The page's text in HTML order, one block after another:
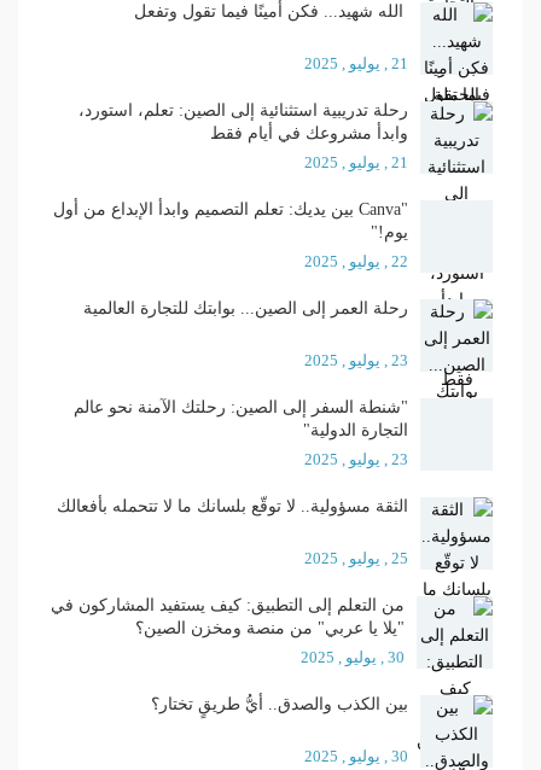
الله شهيد... فكن أمينًا فيما تقول وتفعل
21 , يوليو , 2025
رحلة تدريبية استثنائية إلى الصين: تعلم، استورد،
وابدأ مشروعك في أيام فقط
21 , يوليو , 2025
"Canva بين يديك: تعلم التصميم وابدأ الإبداع من أول
يوم!"
22 , يوليو , 2025
رحلة العمر إلى الصين... بوابتك للتجارة العالمية
23 , يوليو , 2025
"شنطة السفر إلى الصين: رحلتك الآمنة نحو عالم
التجارة الدولية"
23 , يوليو , 2025
الثقة مسؤولية.. لا توقّع بلسانك ما لا تتحمله بأفعالك
25 , يوليو , 2025
من التعلم إلى التطبيق: كيف يستفيد المشاركون في
"يلا يا عربي" من منصة ومخزن الصين؟
30 , يوليو , 2025
بين الكذب والصدق.. أيُّ طريقٍ تختار؟
30 , يوليو , 2025